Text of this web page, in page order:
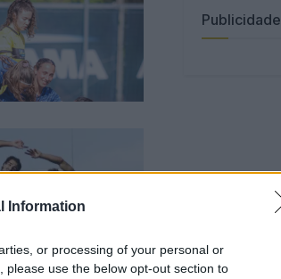
Information
or processing of your personal or
use the below opt-out section to
Publicidade